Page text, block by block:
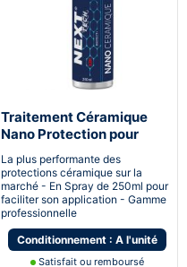
Traitement Céramique
Nano Protection pour
La plus performante des
protections céramique sur la
marché - En Spray de 250ml pour
faciliter son application - Gamme
professionnelle
Conditionnement : A l'unité
Satisfait ou remboursé